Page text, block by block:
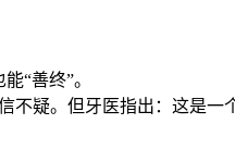
“善终”。
疑。但牙医指出：这是一